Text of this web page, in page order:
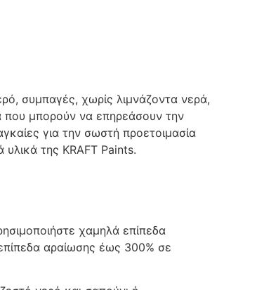
συμπαγές, χωρίς λιμνάζοντα νερά,
που μπορούν να επηρεάσουν την
για την σωστή προετοιμασία
της KRAFT Paints.
χαμηλά επίπεδα
αραίωσης έως 300% σε